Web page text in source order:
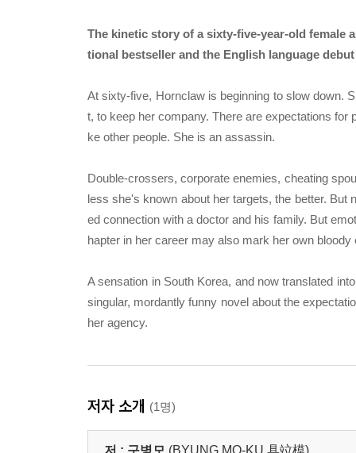
The kinetic story of a sixty-five-year-old
tional bestseller and the English language
At sixty-five, Hornclaw is beginning to slow down.
t, to keep her company. There are expectations
ke other people. She is an assassin.
Double-crossers, corporate enemies, cheating
less she's known about her targets, the better. But
ed connection with a doctor and his family. But
hapter in her career may also mark her own bloody
A sensation in South Korea, and now translated
singular, mordantly funny novel about the
her agency.
저자 소개 (1명)
저 : 구병모 (BYUNG MO-KU,具竝模)